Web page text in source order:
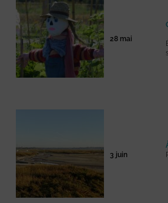
28 mai
3 juin